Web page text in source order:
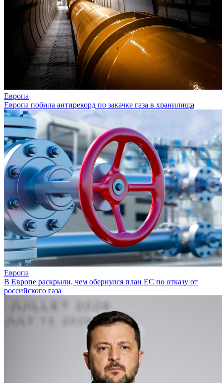
Европа
Европа побила антирекорд по закачке газа в хранилища
Европа
В Европе раскрыли, чем обернулся план ЕС по отказу от
российского газа